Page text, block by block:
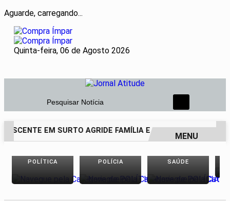
Aguarde, carregando...
Quinta-feira, 06 de Agosto 2026
Pesquisar Notícia
EM SURTO AGRIDE FAMÍLIA E DEIXA PAI DE 69
EM ALTA
MENU
POLÍTICA POLÍCIA SAÚDE